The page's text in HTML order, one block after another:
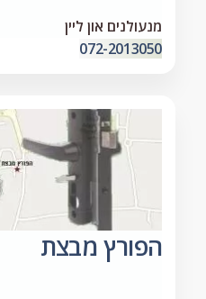
מנעולנים און ליין
072-2013050
הפורץ מבצת